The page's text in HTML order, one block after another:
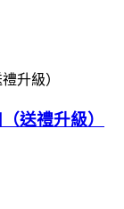
送禮升級）